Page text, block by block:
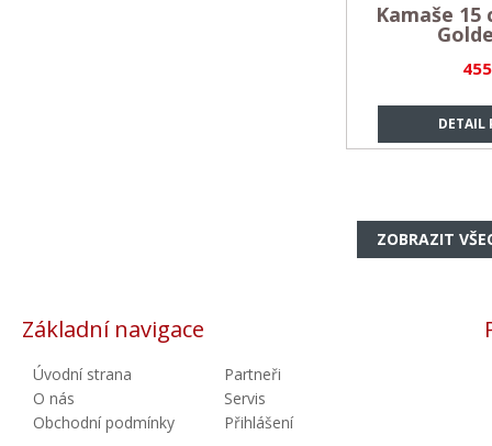
DETAIL
Kamaše
ZOBRAZIT
Základní navigace
Úvodní strana
O nás
Obchodní podmínky
Partneři
Servis
Přihlášení